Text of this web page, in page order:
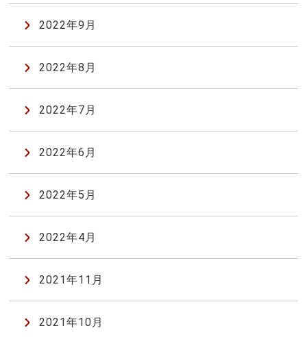
2022年9月
2022年8月
2022年7月
2022年6月
2022年5月
2022年4月
2021年11月
2021年10月